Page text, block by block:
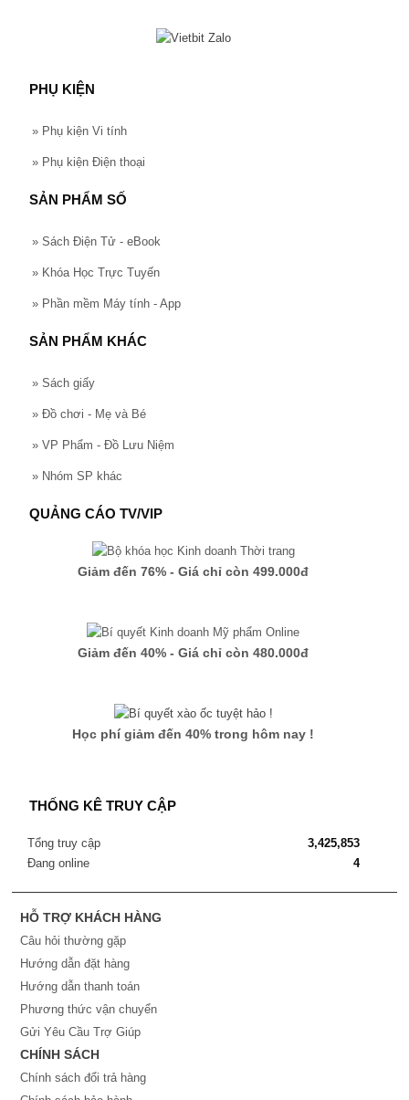
PHỤ KIỆN
» Phụ kiện Vi tính
» Phụ kiện Điện thoại
SẢN PHẨM SỐ
» Sách Điện Tử - eBook
» Khóa Học Trực Tuyến
» Phần mềm Máy tính - App
SẢN PHẨM KHÁC
» Sách giấy
» Đồ chơi - Mẹ và Bé
» VP Phẩm - Đồ Lưu Niệm
» Nhóm SP khác
QUẢNG CÁO TV/VIP
Giảm đến 76% - Giá chỉ còn 499.000đ
Giảm đến 40% - Giá chỉ còn 480.000đ
Học phí giảm đến 40% trong hôm nay !
THỐNG KÊ TRUY CẬP
Tổng truy cập
3,425,853
Đang online
4
HỖ TRỢ KHÁCH HÀNG
Câu hỏi thường gặp
Hướng dẫn đặt hàng
Hướng dẫn thanh toán
Phương thức vận chuyển
Gửi Yêu Cầu Trợ Giúp
CHÍNH SÁCH
Chính sách đổi trả hàng